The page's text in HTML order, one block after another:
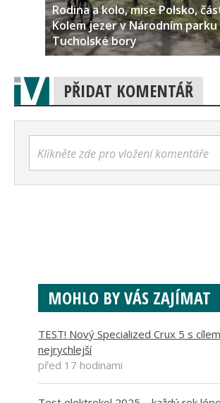
Rodina a kolo, mise Polsko,
Kolem jezer v Národním parku
Tucholské bory
PŘIDAT KOMENTÁŘ
Klikněte zde pro vložení komentáře
MOHLO BY VÁS ZAJÍMAT
TEST! Nový Specialized Crux 5 s
nejrychlejší
před 17 hodinami